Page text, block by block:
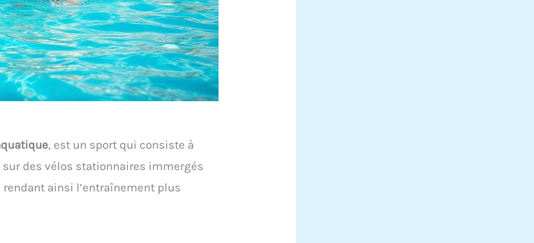
, est un sport qui consiste à
des vélos stationnaires immergés
ainsi l’entraînement plus